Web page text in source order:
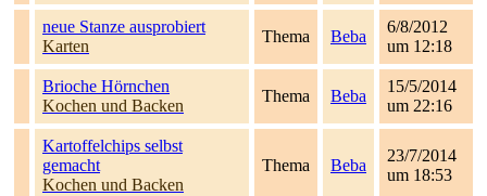
neue Stanze ausprobiert
Karten
Thema Beba
6/8/2012
um 12:18
Brioche Hörnchen
Kochen und Backen
Thema Beba
15/5/2014
um 22:16
Kartoffelchips selbst
gemacht
Kochen und Backen
Thema Beba
23/7/2014
um 18:53